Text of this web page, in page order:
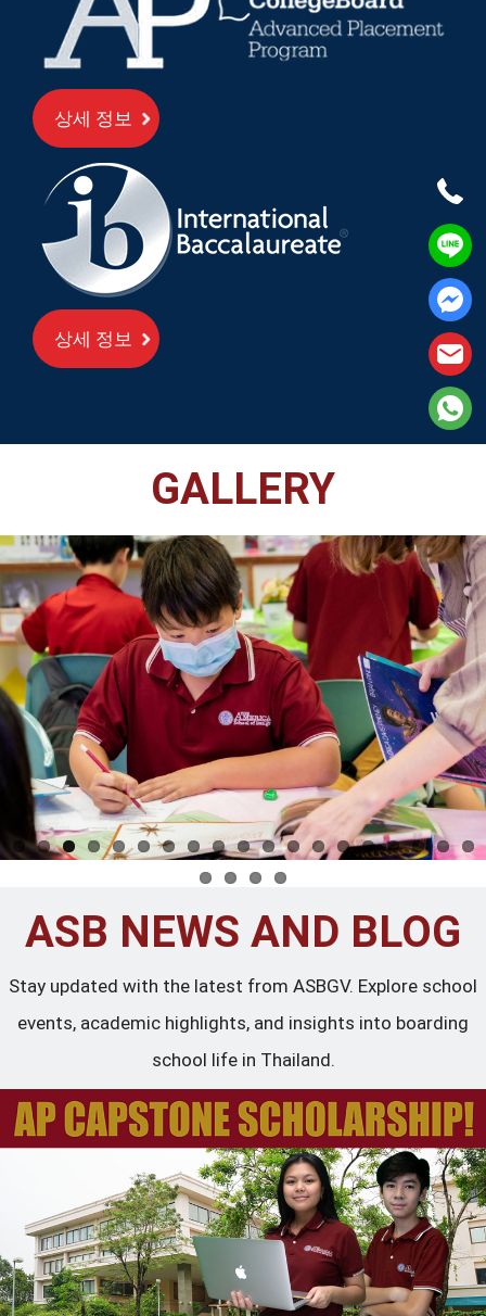
상세 정보
상세 정보
GALLERY
ASB NEWS AND BLOG
Stay updated with the latest from ASBGV. Explore school
events, academic highlights, and insights into boarding
school life in Thailand.